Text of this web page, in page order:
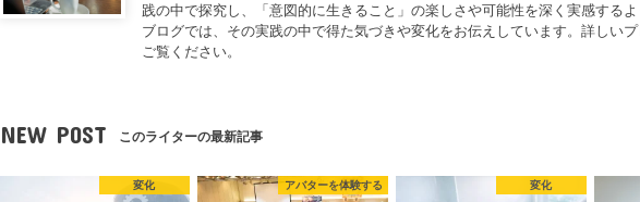
践の中で探究し、「意図的に生きること」の楽しさや可能性を深く実感する
ブログでは、その実践の中で得た気づきや変化をお伝えしています。詳しい
ご覧ください。
NEW POST このライターの最新記事
変化 アバターを体験する 変化